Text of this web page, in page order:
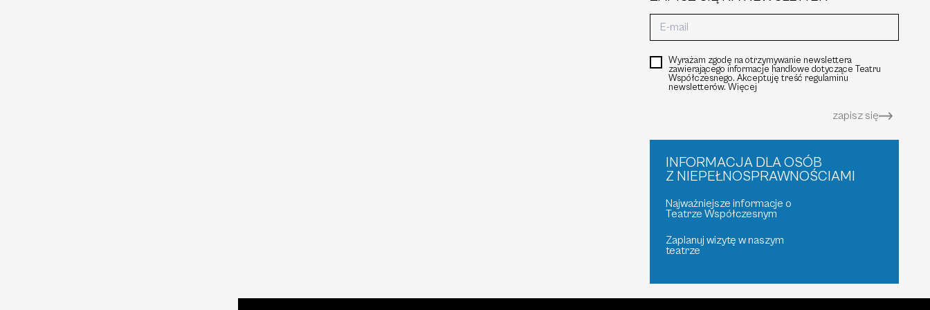
Wyrażam zgodę na otrzymywanie newslettera
zawierającego informacje handlowe dotyczące Teatru
Współczesnego. Akceptuję treść regulaminu
newsletterów. Więcej
zapisz się
INFORMACJA DLA OSÓB
Z NIEPEŁNOSPRAWNOŚCIAMI
Najważniejsze informacje o
Teatrze Współczesnym
Zaplanuj wizytę w naszym
teatrze